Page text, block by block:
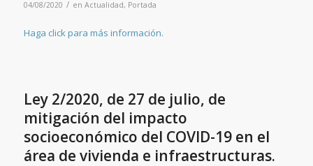
04/08/2020 / en Actualidad, Portada
Haga click para más información.
Ley 2/2020, de 27 de julio, de
mitigación del impacto
socioeconómico del COVID-19 en el
área de vivienda e infraestructuras.